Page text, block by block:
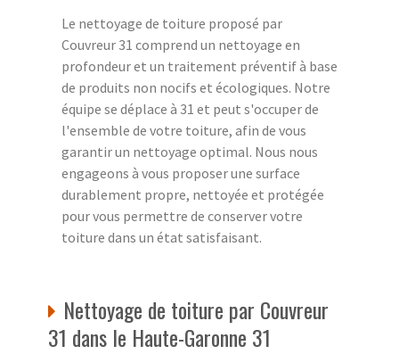
Le nettoyage de toiture proposé par
Couvreur 31 comprend un nettoyage en
profondeur et un traitement préventif à base
de produits non nocifs et écologiques. Notre
équipe se déplace à 31 et peut s'occuper de
l'ensemble de votre toiture, afin de vous
garantir un nettoyage optimal. Nous nous
engageons à vous proposer une surface
durablement propre, nettoyée et protégée
pour vous permettre de conserver votre
toiture dans un état satisfaisant.
Nettoyage de toiture par Couvreur
31 dans le Haute-Garonne 31